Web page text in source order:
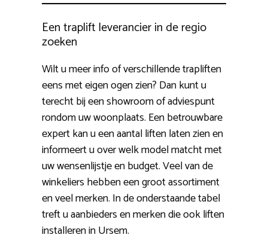
Een traplift leverancier in de regio
zoeken
Wilt u meer info of verschillende trapliften
eens met eigen ogen zien? Dan kunt u
terecht bij een showroom of adviespunt
rondom uw woonplaats. Een betrouwbare
expert kan u een aantal liften laten zien en
informeert u over welk model matcht met
uw wensenlijstje en budget. Veel van de
winkeliers hebben een groot assortiment
en veel merken. In de onderstaande tabel
treft u aanbieders en merken die ook liften
installeren in Ursem.